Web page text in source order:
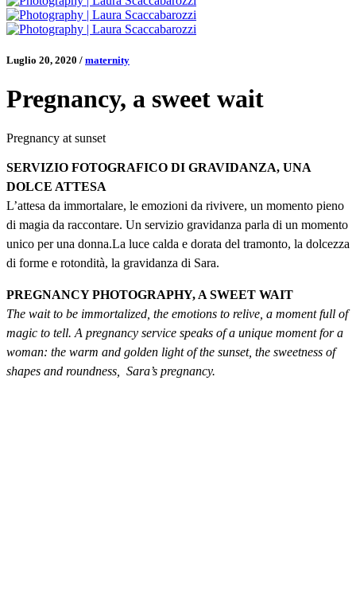
Luglio 20, 2020 / maternity
Pregnancy, a sweet wait
Pregnancy at sunset
SERVIZIO FOTOGRAFICO DI GRAVIDANZA, UNA
DOLCE ATTESA
L’attesa da immortalare, le emozioni da rivivere, un momento pieno
di magia da raccontare. Un servizio gravidanza parla di un momento
unico per una donna.La luce calda e dorata del tramonto, la dolcezza
di forme e rotondità, la gravidanza di Sara.
PREGNANCY PHOTOGRAPHY, A SWEET WAIT
The wait to be immortalized, the emotions to relive, a moment full of
magic to tell. A pregnancy service speaks of a unique moment for a
woman: the warm and golden light of the sunset, the sweetness of
shapes and roundness, Sara’s pregnancy.